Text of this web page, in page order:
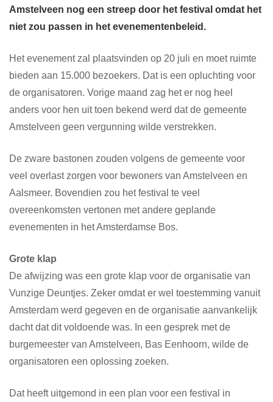
Amstelveen nog een streep door het festival omdat het
niet zou passen in het evenementenbeleid.
Het evenement zal plaatsvinden op 20 juli en moet ruimte
bieden aan 15.000 bezoekers. Dat is een opluchting voor
de organisatoren. Vorige maand zag het er nog heel
anders voor hen uit toen bekend werd dat de gemeente
Amstelveen geen vergunning wilde verstrekken.
De zware bastonen zouden volgens de gemeente voor
veel overlast zorgen voor bewoners van Amstelveen en
Aalsmeer. Bovendien zou het festival te veel
overeenkomsten vertonen met andere geplande
evenementen in het Amsterdamse Bos.
Grote klap
De afwijzing was een grote klap voor de organisatie van
Vunzige Deuntjes. Zeker omdat er wel toestemming vanuit
Amsterdam werd gegeven en de organisatie aanvankelijk
dacht dat dit voldoende was. In een gesprek met de
burgemeester van Amstelveen, Bas Eenhoorn, wilde de
organisatoren een oplossing zoeken.
Dat heeft uitgemond in een plan voor een festival in